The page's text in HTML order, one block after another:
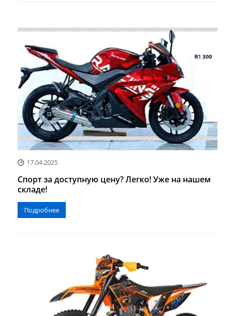
17.04.2025
Спорт за доступную цену? Легко! Уже на нашем
складе!
Подробнее